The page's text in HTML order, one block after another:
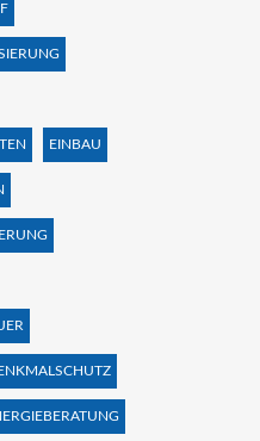
EINBAU